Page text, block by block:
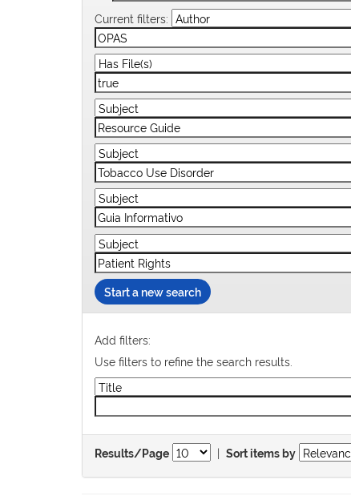
Current filters:
Start a new search
Add filters:
Use filters to refine the search results.
Results/Page | Sort items by